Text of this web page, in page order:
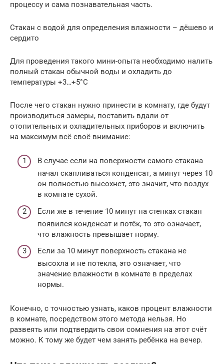
процессу и сама познавательная часть.
Стакан с водой для определения влажности – дёшево и
сердито
Для проведения такого мини-опыта необходимо налить
полный стакан обычной воды и охладить до
температуры +3…+5°C
После чего стакан нужно принести в комнату, где будут
производиться замеры, поставить вдали от
отопительных и охладительных приборов и включить
на максимум всё своё внимание:
В случае если на поверхности самого стакана
начал скапливаться конденсат, а минут через 10
он полностью высохнет, это значит, что воздух
в комнате сухой.
Если же в течение 10 минут на стенках стакан
появился конденсат и потёк, то это означает,
что влажность превышает норму.
Если за 10 минут поверхность стакана не
высохла и не потекла, это означает, что
значение влажности в комнате в пределах
нормы.
Конечно, с точностью узнать, каков процент влажности
в комнате, посредством этого метода нельзя. Но
развеять или подтвердить свои сомнения на этот счёт
можно. К тому же будет чем занять ребёнка на вечер.